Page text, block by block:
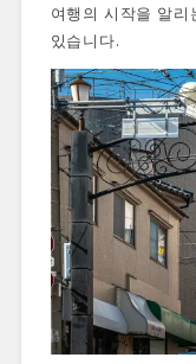
여행의 시작을 알
있습니다.